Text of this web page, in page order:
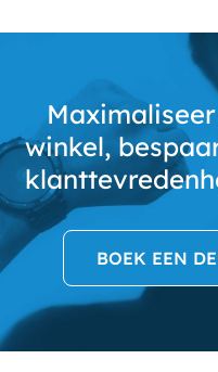
winkel,
BOEK EEN